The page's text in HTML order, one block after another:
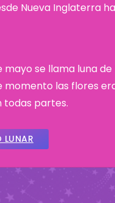
Nueva Inglaterra
mayo se llama luna
momento las flores
todas partes.
LUNAR